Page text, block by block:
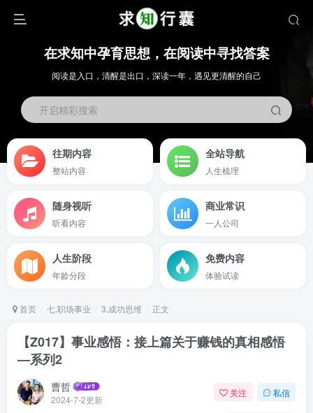
在求知中孕育思想，在阅读中寻找答案
阅读是入口，清醒是出口，深读一年，遇见更清醒的自己
开启精彩搜索
往期内容
整站内容
全站导航
人生梳理
随身视听
听看内容
商业常识
一人公司
人生阶段
年龄分段
免费内容
体验试读
首页 七.职场事业 3.成功思维 正文
【Z017】事业感悟：接上篇关于赚钱的真相感悟
—系列2
曹哲
2024-7-2更新
关注 私信